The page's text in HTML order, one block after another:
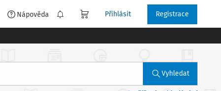
Nápověda Přihlásit Registrace
Vyhledat